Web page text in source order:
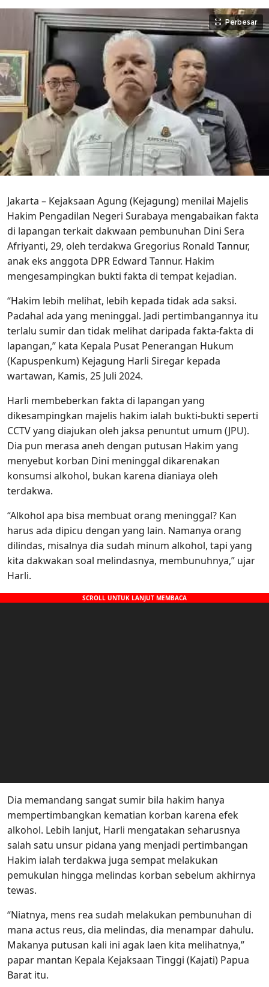
Perbesar
Jakarta – Kejaksaan Agung (Kejagung) menilai Majelis
Hakim Pengadilan Negeri Surabaya mengabaikan fakta
di lapangan terkait dakwaan pembunuhan Dini Sera
Afriyanti, 29, oleh terdakwa Gregorius Ronald Tannur,
anak eks anggota DPR Edward Tannur. Hakim
mengesampingkan bukti fakta di tempat kejadian.
“Hakim lebih melihat, lebih kepada tidak ada saksi.
Padahal ada yang meninggal. Jadi pertimbangannya itu
terlalu sumir dan tidak melihat daripada fakta-fakta di
lapangan,” kata Kepala Pusat Penerangan Hukum
(Kapuspenkum) Kejagung Harli Siregar kepada
wartawan, Kamis, 25 Juli 2024.
Harli membeberkan fakta di lapangan yang
dikesampingkan majelis hakim ialah bukti-bukti seperti
CCTV yang diajukan oleh jaksa penuntut umum (JPU).
Dia pun merasa aneh dengan putusan Hakim yang
menyebut korban Dini meninggal dikarenakan
konsumsi alkohol, bukan karena dianiaya oleh
terdakwa.
“Alkohol apa bisa membuat orang meninggal? Kan
harus ada dipicu dengan yang lain. Namanya orang
dilindas, misalnya dia sudah minum alkohol, tapi yang
kita dakwakan soal melindasnya, membunuhnya,” ujar
Harli.
Dia memandang sangat sumir bila hakim hanya
mempertimbangkan kematian korban karena efek
alkohol. Lebih lanjut, Harli mengatakan seharusnya
salah satu unsur pidana yang menjadi pertimbangan
Hakim ialah terdakwa juga sempat melakukan
pemukulan hingga melindas korban sebelum akhirnya
tewas.
“Niatnya, mens rea sudah melakukan pembunuhan di
mana actus reus, dia melindas, dia menampar dahulu.
Makanya putusan kali ini agak laen kita melihatnya,”
papar mantan Kepala Kejaksaan Tinggi (Kajati) Papua
Barat itu.